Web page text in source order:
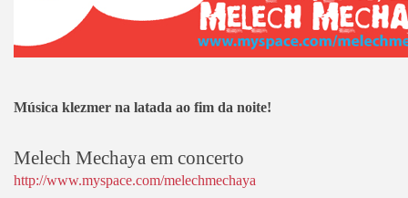
Música klezmer na latada ao fim da noite!
Melech Mechaya em concerto
http://www.myspace.com/melechmechaya